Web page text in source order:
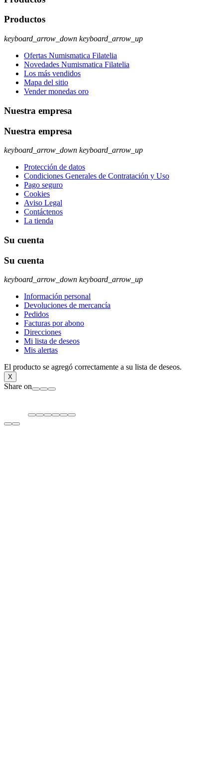
Productos
keyboard_arrow_down keyboard_arrow_up
Ofertas Numismatica Filatelia
Novedades Numismatica Filatelia
Los más vendidos
Mapa del sitio
Vender monedas oro
Nuestra empresa
Nuestra empresa
keyboard_arrow_down keyboard_arrow_up
Protección de datos
Condiciones Generales de Contratación y Uso
Pago seguro
Cookies
Aviso Legal
Contáctenos
La tienda
Su cuenta
Su cuenta
keyboard_arrow_down keyboard_arrow_up
Información personal
Devoluciones de mercancía
Pedidos
Facturas por abono
Direcciones
Mi lista de deseos
Mis alertas
El producto se agregó correctamente a su lista de deseos.
X
Share on